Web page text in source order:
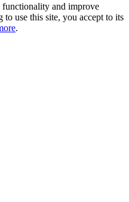
functionality and improve
use this site, you accept to its
.